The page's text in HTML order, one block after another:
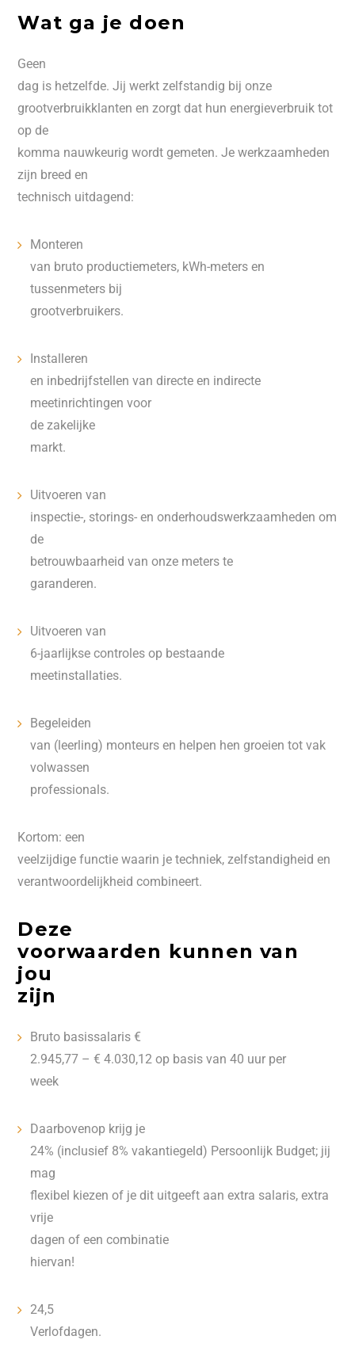
Wat ga je doen
Geen
dag is hetzelfde. Jij werkt zelfstandig bij onze
grootverbruikklanten en zorgt dat hun energieverbruik tot
op de
komma nauwkeurig wordt gemeten. Je werkzaamheden
zijn breed en
technisch uitdagend:
Monteren
van bruto productiemeters, kWh-meters en
tussenmeters bij
grootverbruikers.
Installeren
en inbedrijfstellen van directe en indirecte
meetinrichtingen voor
de zakelijke
markt.
Uitvoeren van
inspectie-, storings- en onderhoudswerkzaamheden om
de
betrouwbaarheid van onze meters te
garanderen.
Uitvoeren van
6-jaarlijkse controles op bestaande
meetinstallaties.
Begeleiden
van (leerling) monteurs en helpen hen groeien tot vak
volwassen
professionals.
Kortom: een
veelzijdige functie waarin je techniek, zelfstandigheid en
verantwoordelijkheid combineert.
Deze
voorwaarden kunnen van
jou
zijn
Bruto basissalaris €
2.945,77 – € 4.030,12 op basis van 40 uur per
week
Daarbovenop krijg je
24% (inclusief 8% vakantiegeld) Persoonlijk Budget; jij
mag
flexibel kiezen of je dit uitgeeft aan extra salaris, extra
vrije
dagen of een combinatie
hiervan!
24,5
Verlofdagen.